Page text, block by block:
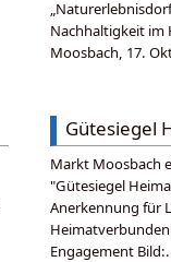
Nachhaltigkeit im
Moosbach, 17.
Gütesiegel
Markt Moosbach
"Gütesiegel
Anerkennung für
Engagement